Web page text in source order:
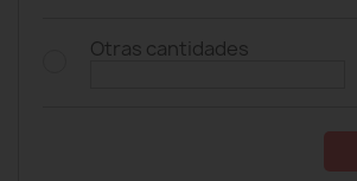
Otras cantidades